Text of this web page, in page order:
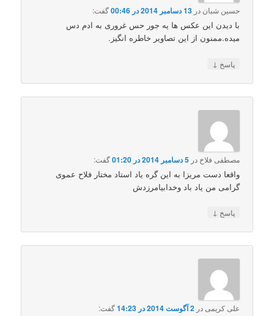
حسین شبان در13 دسامبر 2014 در 00:46 گفت:
با دیدن این عکس ها یه جور حس غروری به ادم دس
میده.ممنون از این تصاویر خاطره انگیز.
پاسخ ↓
مصطفی فلاخ در5 دسامبر 2014 در 01:20 گفت:
واقعا دست مریزا به این گره یاد استاد مختار فلاح عموی
گرامی من یاد باد وخدابیامرزدش
پاسخ ↓
علی کریمیدر2 آگوست 2014 در 14:23 گفت: